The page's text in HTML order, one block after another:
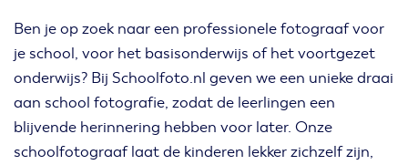
Ben je op zoek naar een professionele fotograaf voor
je school, voor het basisonderwijs of het voortgezet
onderwijs? Bij Schoolfoto.nl geven we een unieke draai
aan school fotografie, zodat de leerlingen een
blijvende herinnering hebben voor later. Onze
schoolfotograaf laat de kinderen lekker zichzelf zijn,